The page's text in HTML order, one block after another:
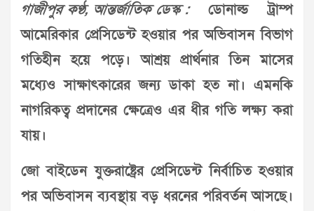
গাজীপুর কণ্ঠ, আন্তর্জাতিক ডেস্ক :ডোনাল্ড ট্রাম্প
আমেরিকার প্রেসিডেন্ট হওয়ার পর অভিবাসন বিভাগ
গতিহীন হয়ে পড়ে। আশ্রয় প্রার্থনার তিন মাসের
মধ্যেও সাক্ষাৎকারের জন্য ডাকা হত না। এমনকি
নাগরিকত্ব প্রদানের ক্ষেত্রেও এর ধীর গতি লক্ষ্য করা
যায়।
জো বাইডেন যুক্তরাষ্ট্রের প্রেসিডেন্ট নির্বাচিত হওয়ার
পর অভিবাসন ব্যবস্থায় বড় ধরনের পরিবর্তন আসছে।